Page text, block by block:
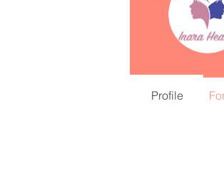
Profile